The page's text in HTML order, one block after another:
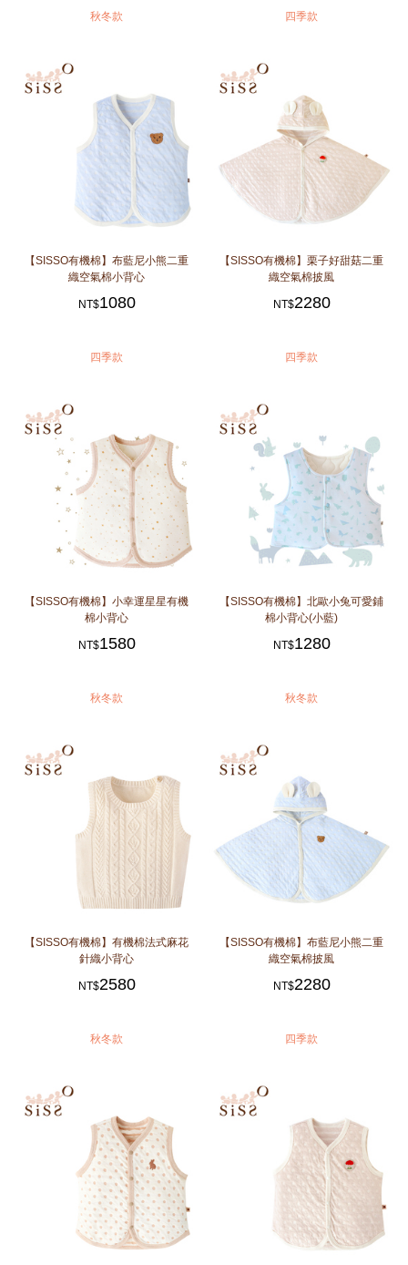
秋冬款 四季款
【SISSO有機棉】布藍尼小熊二重
織空氣棉小背心
NT$1080
四季款
【SISSO有機棉】栗子好甜菇二重
織空氣棉披風
NT$2280
四季款
【SISSO有機棉】小幸運星星有機
棉小背心
NT$1580
秋冬款
【SISSO有機棉】北歐小兔可愛鋪
棉小背心(小藍)
NT$1280
秋冬款
【SISSO有機棉】有機棉法式麻花
針織小背心
NT$2580
秋冬款
【SISSO有機棉】布藍尼小熊二重
織空氣棉披風
NT$2280
四季款